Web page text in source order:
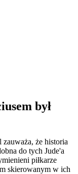
był
że historia
do tych Jude'a
piłkarze
skierowanym w ich